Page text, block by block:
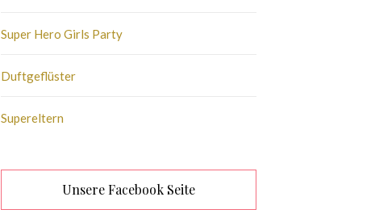
Super Hero Girls Party
Duftgeflüster
Supereltern
Unsere Facebook Seite